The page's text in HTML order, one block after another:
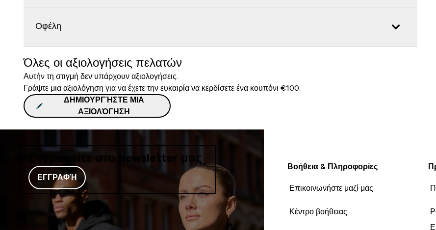
Οφέλη
Όλες οι αξιολογήσεις πελατών
Αυτήν τη στιγμή δεν υπάρχουν αξιολογήσεις.
Γράψτε μια αξιολόγηση για να έχετε την ευκαιρία να κερδίσετε ένα κουπόνι €100.
ΔΗΜΙΟΥΡΓΉΣΤΕ ΜΙΑ
ΑΞΙΟΛΌΓΗΣΗ
Εγγραφείτε στο newsletter μας
ΕΓΓΡΑΦΉ
Βοήθεια & Πληροφορίες
Επικοινωνήστε μαζί μας
Κέντρο βοήθειας